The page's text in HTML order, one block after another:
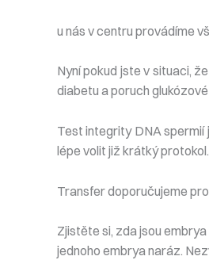
u nás v centru provádíme
Nyní pokud jste v situaci,
diabetu a poruch
Test integrity DNA spermií
lépe volit již krátký protokol.
Transfer doporučujeme
Zjistěte si, zda jsou
jednoho embrya naráz.